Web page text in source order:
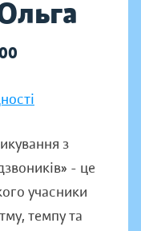
з
- це
учасники
темпу та